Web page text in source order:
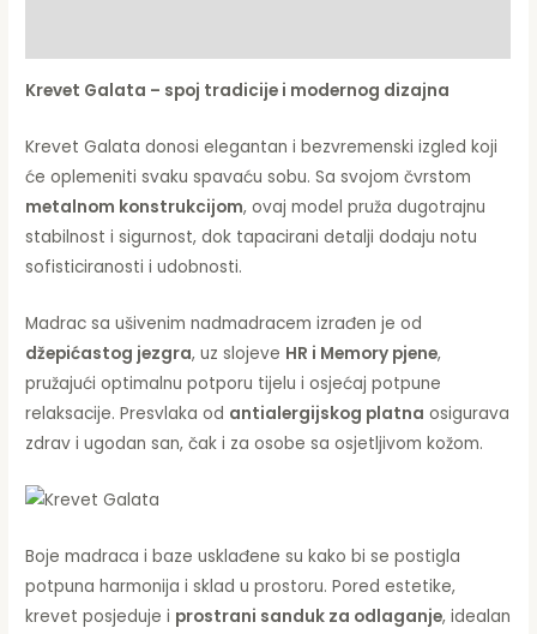
Krevet Galata – spoj tradicije i modernog dizajna
Krevet Galata donosi elegantan i bezvremenski izgled koji
će oplemeniti svaku spavaću sobu. Sa svojom čvrstom
metalnom konstrukcijom, ovaj model pruža dugotrajnu
stabilnost i sigurnost, dok tapacirani detalji dodaju notu
sofisticiranosti i udobnosti.
Madrac sa ušivenim nadmadracem izrađen je od
džepićastog jezgra, uz slojeve HR i Memory pjene,
pružajući optimalnu potporu tijelu i osjećaj potpune
relaksacije. Presvlaka od antialergijskog platna osigurava
zdrav i ugodan san, čak i za osobe sa osjetljivom kožom.
Boje madraca i baze usklađene su kako bi se postigla
potpuna harmonija i sklad u prostoru. Pored estetike,
krevet posjeduje i prostrani sanduk za odlaganje, idealan